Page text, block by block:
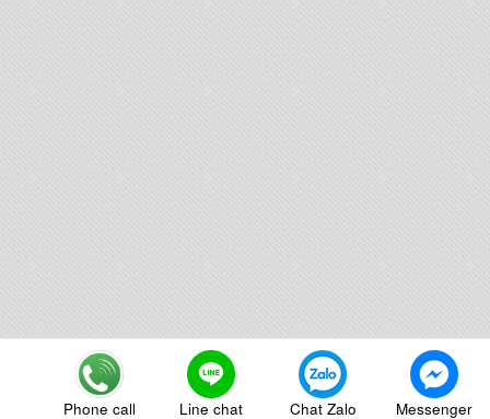
Phone call Line chat Chat Zalo Messenger